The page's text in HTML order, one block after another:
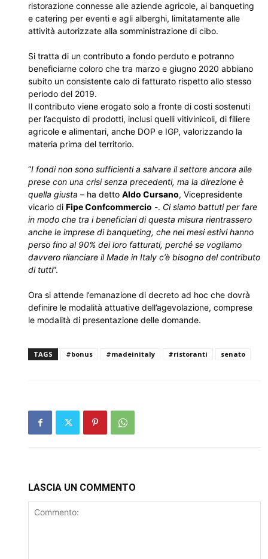
ristorazione connesse alle aziende agricole, ai banqueting
e catering per eventi e agli alberghi, limitatamente alle
attività autorizzate alla somministrazione di cibo.
Si tratta di un contributo a fondo perduto e potranno
beneficiarne coloro che tra marzo e giugno 2020 abbiano
subito un consistente calo di fatturato rispetto allo stesso
periodo del 2019.
Il contributo viene erogato solo a fronte di costi sostenuti
per l’acquisto di prodotti, inclusi quelli vitivinicoli, di filiere
agricole e alimentari, anche DOP e IGP, valorizzando la
materia prima del territorio.
“I fondi non sono sufficienti a salvare il settore ancora alle
prese con una crisi senza precedenti, ma la direzione è
quella giusta – ha detto Aldo Cursano, Vicepresidente
vicario di Fipe Confcommercio -. Ci siamo battuti per fare
in modo che tra i beneficiari di questa misura rientrassero
anche le imprese di banqueting, che nei mesi estivi hanno
perso fino al 90% dei loro fatturati, perché se vogliamo
davvero rilanciare il Made in Italy c’è bisogno del contributo
di tutti”.
Ora si attende l’emanazione di decreto ad hoc che dovrà
definire le modalità attuative dell’agevolazione, comprese
le modalità di presentazione delle domande.
TAGS #bonus #madeinitaly #ristoranti senato
LASCIA UN COMMENTO